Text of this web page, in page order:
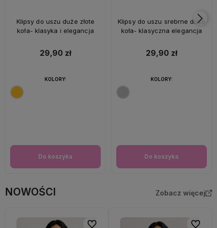
Klipsy do uszu duże złote
koła- klasyka i elegancja
29,90 zł
Do koszyka
KOLORY:
Klipsy do uszu srebrne duże
koła- klasyczna elegancja
29,90 zł
Do koszyka
KOLORY:
NOWOŚCI Zobacz więcej
Do ulubionych Do